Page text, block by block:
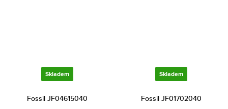
Skladem
Fossil JF04615040
Skladem
Fossil JF01702040